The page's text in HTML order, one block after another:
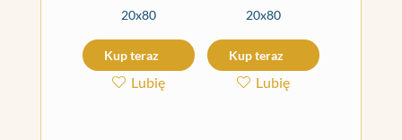
20x80
Kup teraz
Lubię
20x80
Kup teraz
Lubię